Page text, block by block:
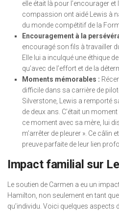
elle était là pour l’encourager
compassion ont aidé Lewis à
du monde compétitif de la
Encouragement à la
encouragé son fils à travailler
Elle lui a inculqué une éthique
qu’avec de l’effort et de la
Moments mémorables :
difficile dans sa carrière de
Silverstone, Lewis a remporté
de deux ans. C’était un
ce moment avec sa mère, lui
m’arrêter de pleurer ». Ce câlin
preuve parfaite de leur lien
Impact familial sur
Le soutien de Carmen a eu un
Hamilton, non seulement en tant
qu’individu. Voici quelques aspects